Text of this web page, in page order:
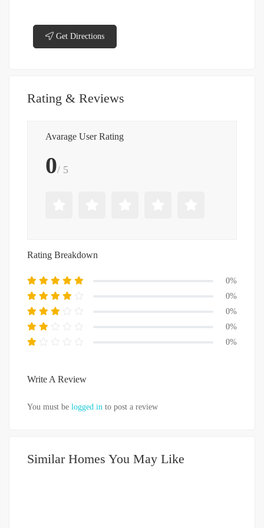
Get Directions
Rating & Reviews
Avarage User Rating
0/ 5
Rating Breakdown
0%
0%
0%
0%
0%
Write A Review
You must be logged in to post a review
Similar Homes You May Like